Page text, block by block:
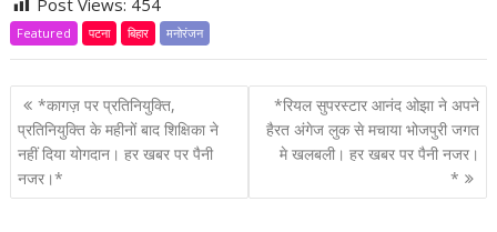
Post Views: 454
Featured पटना बिहार मनोरंजन
P
o
s
t
*कागज़ पर प्रतिनियुक्ति,
प्रतिनियुक्ति के महीनों बाद शिक्षिका ने
नहीं दिया योगदान। हर खबर पर पैनी
नजर।*
*रियल सुपरस्टार आनंद ओझा ने अपने
हैरत अंगेज लुक से मचाया भोजपुरी जगत
मे खलबली। हर खबर पर पैनी नजर।
*